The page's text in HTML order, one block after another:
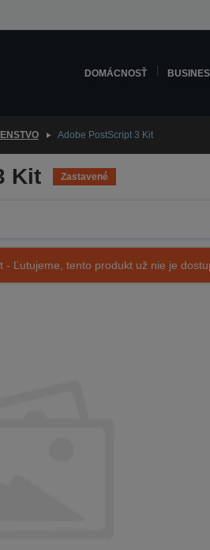
DOMÁCNOSŤ
Adobe PostScript 3 Kit
Kit Zastavené
- Ľutujeme, tento produkt už nie je